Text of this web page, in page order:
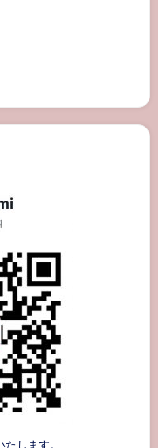
します。